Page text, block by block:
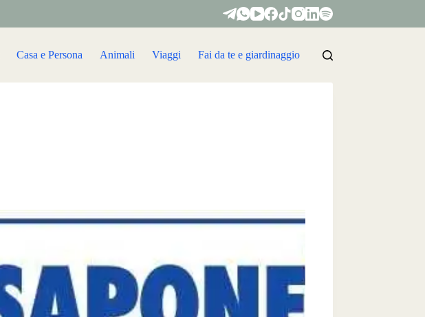
Casa e Persona Animali Viaggi Fai da te e giardinaggio